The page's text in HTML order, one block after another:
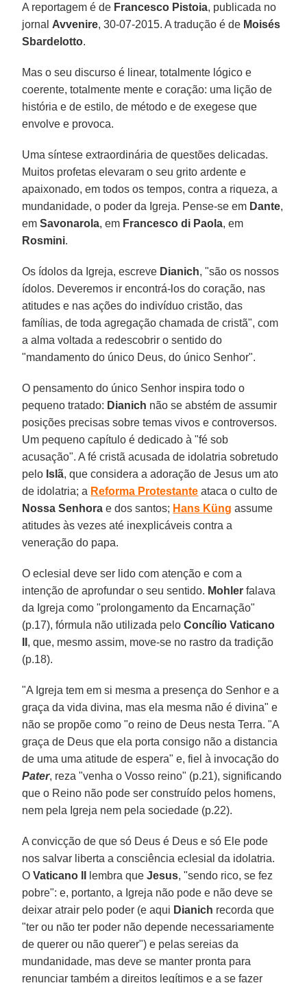
A reportagem é de Francesco Pistoia, publicada no
jornal Avvenire, 30-07-2015. A tradução é de Moisés
Sbardelotto.
Mas o seu discurso é linear, totalmente lógico e
coerente, totalmente mente e coração: uma lição de
história e de estilo, de método e de exegese que
envolve e provoca.
Uma síntese extraordinária de questões delicadas.
Muitos profetas elevaram o seu grito ardente e
apaixonado, em todos os tempos, contra a riqueza, a
mundanidade, o poder da Igreja. Pense-se em Dante,
emSavonarola, em Francesco di Paola, em
Rosmini.
Os ídolos da Igreja, escreve Dianich, "são os nossos
ídolos. Deveremos ir encontrá-los do coração, nas
atitudes e nas ações do indivíduo cristão, das
famílias, de toda agregação chamada de cristã", com
a alma voltada a redescobrir o sentido do
"mandamento do único Deus, do único Senhor".
O pensamento do único Senhor inspira todo o
pequeno tratado: Dianich não se abstém de assumir
posições precisas sobre temas vivos e controversos.
Um pequeno capítulo é dedicado à "fé sob
acusação". A fé cristã acusada de idolatria sobretudo
pelo Islã, que considera a adoração de Jesus um ato
de idolatria; a Reforma Protestante ataca o culto de
Nossa Senhora e dos santos; Hans Küng assume
atitudes às vezes até inexplicáveis contra a
veneração do papa.
O eclesial deve ser lido com atenção e com a
intenção de aprofundar o seu sentido. Mohler falava
da Igreja como "prolongamento da Encarnação"
(p.17), fórmula não utilizada peloConcílio Vaticano
, que, mesmo assim, move-se no rastro da tradição
(p.18).
"A Igreja tem em si mesma a presença do Senhor e a
graça da vida divina, mas ela mesma não é divina" e
não se propõe como "o reino de Deus nesta Terra. "A
graça de Deus que ela porta consigo não a distancia
de uma uma atitude de espera" e, fiel à invocação do
Pater, reza "venha o Vosso reino" (p.21), significando
que o Reino não pode ser construído pelos homens,
nem pela Igreja nem pela sociedade (p.22).
A convicção de que só Deus é Deus e só Ele pode
nos salvar liberta a consciência eclesial da idolatria.
OVaticano II lembra queJesus, "sendo rico, se fez
pobre": e, portanto, a Igreja não pode e não deve se
deixar atrair pelo poder (e aqui Dianich recorda que
"ter ou não ter poder não depende necessariamente
de querer ou não querer") e pelas sereias da
mundanidade, mas deve se manter pronta para
renunciar também a direitos legítimos e a se fazer